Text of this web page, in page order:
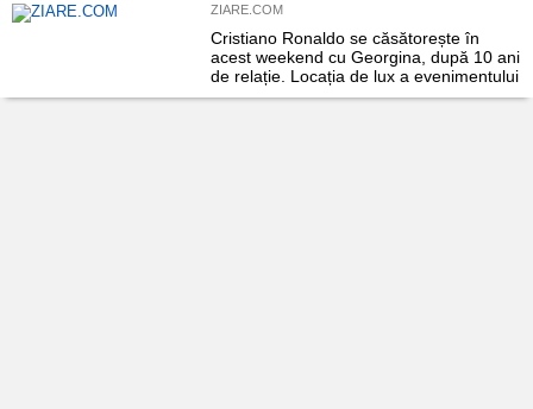
ZIARE.COM
Cristiano Ronaldo se căsătorește în
acest weekend cu Georgina, după 10 ani
de relație. Locația de lux a evenimentului